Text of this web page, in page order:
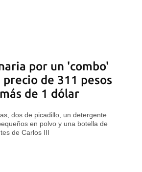
por un 'combo'
de 311 pesos
de 1 dólar
dos de picadillo, un detergente
en polvo y una botella de
de Carlos III